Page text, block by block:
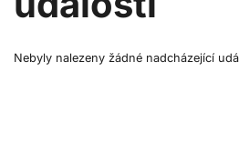
Nebyly nalezeny žádné nadcházející